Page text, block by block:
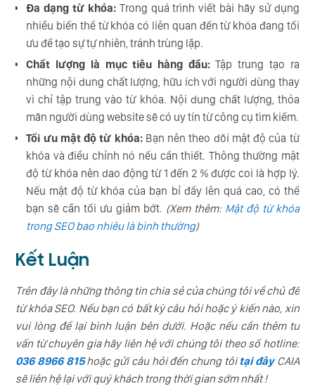
Đa dạng từ khóa:Trong quá trình viết bài hãy sử dụng
nhiều biến thể từ khóa có liên quan đến từ khóa đang tối
ưu để tạo sự tự nhiên, tránh trùng lặp.
Chất lượng là mục tiêu hàng đầu:Tập trung tạo ra
những nội dung chất lượng, hữu ích với người dùng thay
vì chỉ tập trung vào từ khóa. Nội dung chất lượng, thỏa
mãn người dùng website sẽ có uy tín từ công cụ tìm kiếm.
Tối ưu mật độ từ khóa:Bạn nên theo dõi mật độ của từ
khóa và điều chỉnh nó nếu cẩn thiết. Thông thường mật
độ từ khóa nên dao động từ 1 đến 2 % được coi là hợp lý.
Nếu mật độ từ khóa của bạn bỉ đẩy lên quá cao, có thể
bạn sẽ cần tối ưu giảm bớt. (Xem thêm: Mật độ từ khóa
trong SEO bao nhiêu là bình thường)
Kết Luận
Trên đây là những thông tin chia sẻ của chúng tôi về chủ đề
từ khóa SEO. Nếu bạn có bất kỳ câu hỏi hoặc ý kiến nào, xin
vui lòng để lại bình luận bên dưới. Hoặc nếu cần thêm tư
vấn từ chuyên gia hãy liên hệ với chúng tôi theo số hotline:
036 8966 815 hoặc gửi câu hỏi đến chung tôitại đâyCAIA
sẽ liên hệ lại với quý khách trong thời gian sớm nhất !